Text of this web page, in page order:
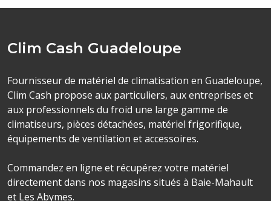
Clim Cash Guadeloupe
Fournisseur de matériel de climatisation en Guadeloupe,
Clim Cash propose aux particuliers, aux entreprises et
aux professionnels du froid une large gamme de
climatiseurs, pièces détachées, matériel frigorifique,
équipements de ventilation et accessoires.
Commandez en ligne et récupérez votre matériel
directement dans nos magasins situés à Baie-Mahault
et Les Abymes.